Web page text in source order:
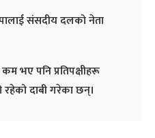
संसदीय दलको नेता
भए पनि प्रतिपक्षीहरू
दाबी गरेका छन्।